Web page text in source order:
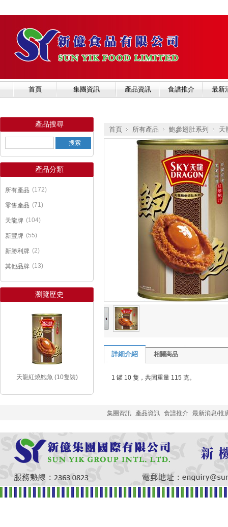
首頁 集團資訊 產品資訊 食譜推介 最新
產品搜尋
產品分類
所有產品 (172)
零售產品 (71)
天龍牌 (104)
新豐牌 (55)
新勝利牌 (2)
其他品牌 (13)
瀏覽歷史
天龍紅燒鮑魚 (10隻裝)
首頁 所有產品
»
鮑參翅肚系列
»
天
詳細介紹 相關商品
1 罐 10 隻，共固重量 115 克。
集團資訊 產品資訊 食譜推介 最新消息/推